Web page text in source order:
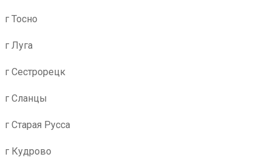
г Тосно
г Луга
г Сестрорецк
г Сланцы
г Старая Русса
г Кудрово